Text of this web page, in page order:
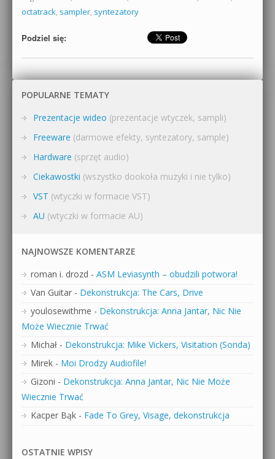
octatrack, sampler, syntezatory
Podziel się:
POPULARNE TEMATY
Prezentacje wideo (prezentacje wtyczek, sampli)
Freeware (darmowe efekty, syntezatory, sample)
Hardware (sprzęt audio)
Ciekawostki (wszystko dookoła muzyki i nie tylko)
VST (wtyczki w formacie VST)
AU (wtyczki w formacie AU)
NAJNOWSZE KOMENTARZE
roman i. drozd - ASM Leviasynth – obudzili potwora!
Van Guitar - Dekonstrukcja: The Cars, Drive
youlosewithme - Dekonstrukcja: Anna Jantar, Nic Nie
Może Wiecznie Trwać
Michał - Dekonstrukcja: Mike Vickers, Visitation (Sonda)
Mirek - Moi Drodzy Audiofile!
Gizoni - Dekonstrukcja: Anna Jantar, Nic Nie Może
Wiecznie Trwać
Kacper Bąk - Fade To Grey, Visage, dekonstrukcja
OSTATNIE WPISY